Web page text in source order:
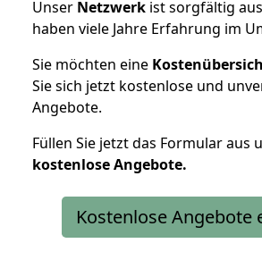
Unser Netzwerk ist sorgfältig
haben viele Jahre Erfahrung im
Sie möchten eine
Sie sich jetzt kostenlose und
Angebote.
Füllen Sie jetzt das Formular aus
kostenloseAngebote.
Kostenlose Angebote